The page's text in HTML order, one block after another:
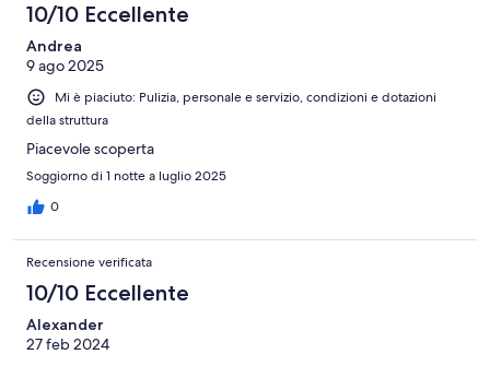
10/10 Eccellente
Andrea
9 ago 2025
Mi è piaciuto: Pulizia, personale e servizio, condizioni e dotazioni
della struttura
Piacevole scoperta
Soggiorno di 1 notte a luglio 2025
0
Recensione verificata
10/10 Eccellente
Alexander
27 feb 2024